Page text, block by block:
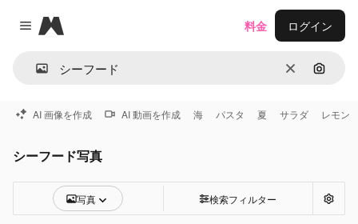
Close menu
Magnific
消去 画像で
料金 ログイン
AI 画像を作成 AI 動画を作成 海 パスタ 夏 サラダ レモン
シーフード写真
写真 検索フィルター